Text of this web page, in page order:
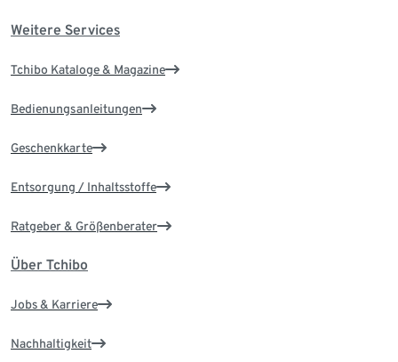
Weitere Services
Tchibo Kataloge & Magazine
Bedienungsanleitungen
Geschenkkarte
Entsorgung / Inhaltsstoffe
Ratgeber & Größenberater
Über Tchibo
Jobs & Karriere
Nachhaltigkeit